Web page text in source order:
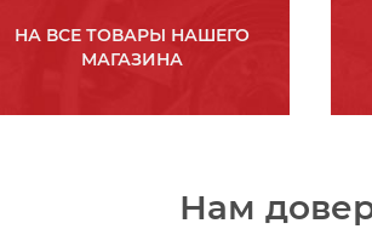
НА ВСЕ ТОВАРЫ НАШЕГО
МАГАЗИНА
Нам